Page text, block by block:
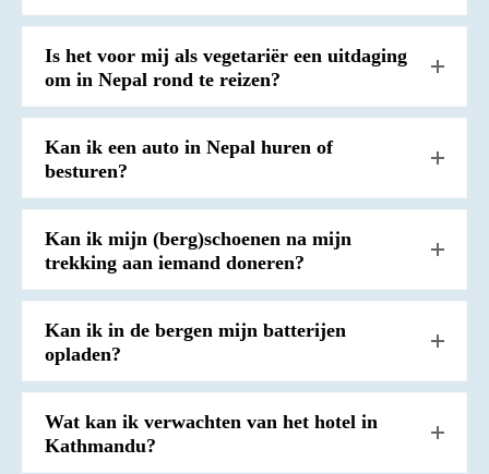
Is het voor mij als vegetariër een uitdaging
om in Nepal rond te reizen?
Kan ik een auto in Nepal huren of
besturen?
Kan ik mijn (berg)schoenen na mijn
trekking aan iemand doneren?
Kan ik in de bergen mijn batterijen
opladen?
Wat kan ik verwachten van het hotel in
Kathmandu?